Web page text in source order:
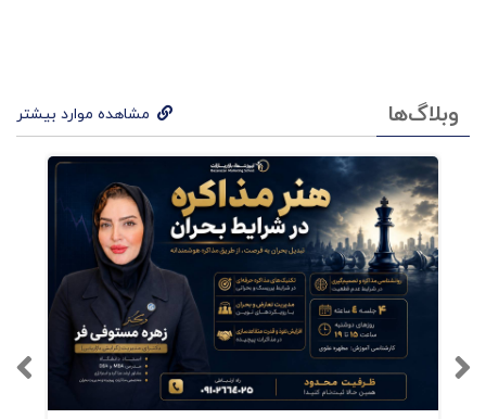
خواندنی‌تر کرده است.
کتاب به مسائلی مثل بازار و محیطی که در آن
سرمایه‌گذاری اتفاق می‌افتد، مسائل روانشناختی
سرمایه‌گذاران، عواملی که در موفق شدن یا نشدن
سرمایه‌گذاری آنان تأثیر می‌گذارد، دربارۀ‌ ریسک و
نحوۀ ‌محدودکردن آن، بازدهی سرمایه‌گذاری و…
اشاره کرده است
وبلاگ‌ها مشاهده موارد بیشتر